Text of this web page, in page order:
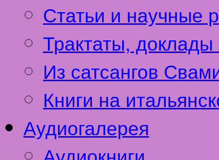
Статьи и научные
Трактаты,
Из сатсангов
Книги на
Аудиогалерея